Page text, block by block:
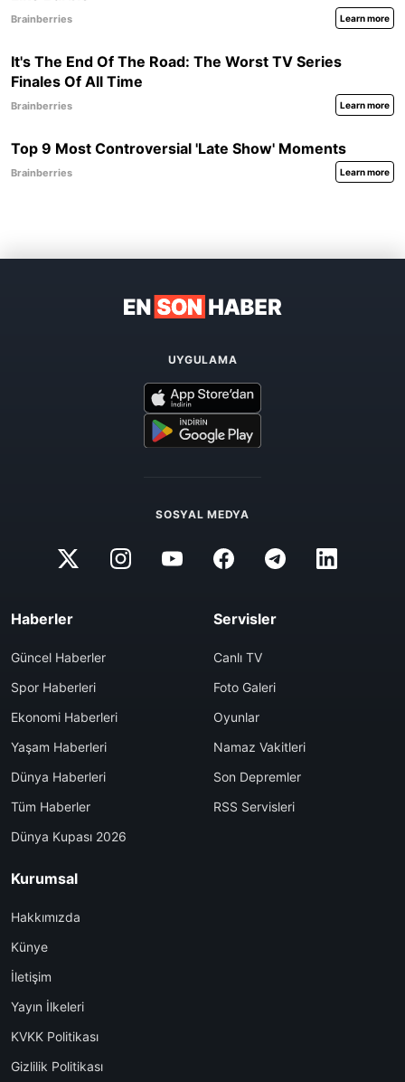
UYGULAMA
SOSYAL MEDYA
Haberler
Güncel Haberler
Spor Haberleri
Ekonomi Haberleri
Yaşam Haberleri
Dünya Haberleri
Tüm Haberler
Dünya Kupası 2026
Servisler
Canlı TV
Foto Galeri
Oyunlar
Namaz Vakitleri
Son Depremler
RSS Servisleri
Kurumsal
Hakkımızda
Künye
İletişim
Yayın İlkeleri
KVKK Politikası
Gizlilik Politikası